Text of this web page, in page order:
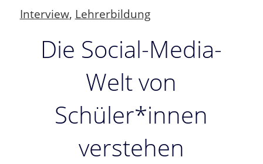
Interview, Lehrerbildung
Die Social-Media-
Welt von
Schüler*innen
verstehen